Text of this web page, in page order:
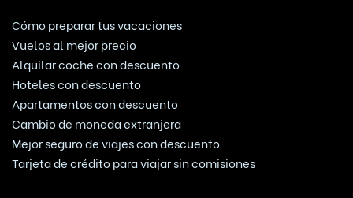
Cómo preparar tus vacaciones
Vuelos al mejor precio
Alquilar coche con descuento
Hoteles con descuento
Apartamentos con descuento
Cambio de moneda extranjera
Mejor seguro de viajes con descuento
Tarjeta de crédito para viajar sin comisiones